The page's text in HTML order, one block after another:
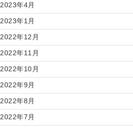
2023年4月
2023年1月
2022年12月
2022年11月
2022年10月
2022年9月
2022年8月
2022年7月